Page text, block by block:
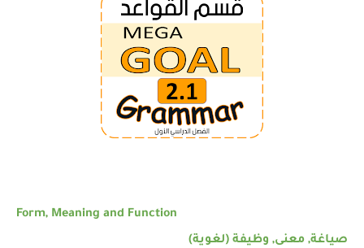
Form, Meaning and Function
صياغة, معنى, وظيفة (لغوية)